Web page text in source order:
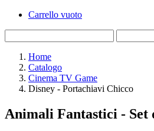
Carrello vuoto
Home
Catalogo
Cinema TV Game
Disney - Portachiavi Chicco
Animali Fantastici - Set